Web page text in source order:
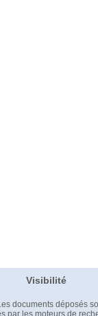
Visibilité
documents déposés